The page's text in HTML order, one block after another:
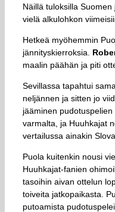
Näillä tuloksilla
vielä alkulohkon
Hetkeä myöhemmin
jännityskierroksia.
maalin päähän ja piti
Sevillassa tapahtui
neljännen ja sitten jo
jääminen
varmalta, ja Huuhkajat
vertailussa ainakin
Puola kuitenkin nousi
Huuhkajat-fanien
tasoihin aivan ottelun
toiveita jatkopaikasta.
putoamista